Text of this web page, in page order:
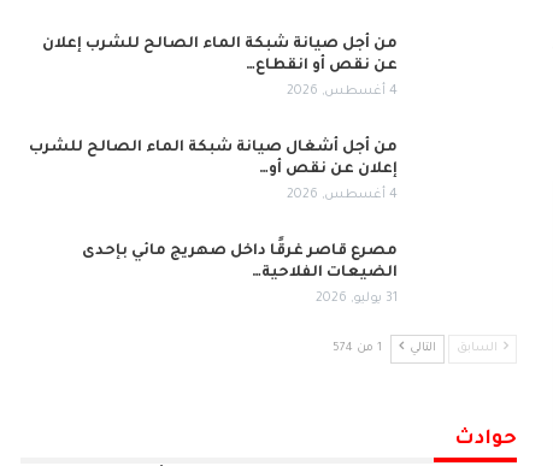
من أجل صيانة شبكة الماء الصالح للشرب إعلان
عن نقص أو انقطاع…
4 أغسطس, 2026
من أجل أشغال صيانة شبكة الماء الصالح للشرب
إعلان عن نقص أو…
4 أغسطس, 2026
مصرع قاصر غرقًا داخل صهريج مائي بإحدى
الضيعات الفلاحية…
31 يوليو, 2026
السابق التالي 1 من 574
حوادث